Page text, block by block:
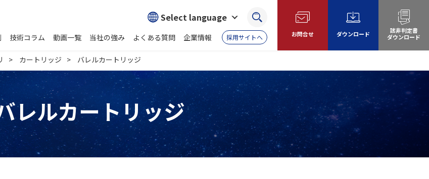
Select language 検索
技術コラム 動画一覧 当社の強み よくある質問 企業情報 採用サイトへ お問合せ ダウンロード
該非判定書
ダウンロード
カートリッジ バレルカートリッジ
レルカートリッジ